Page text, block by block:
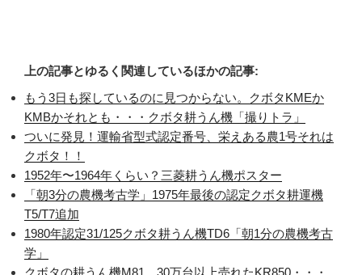
上の記事とゆるく関連しているほかの記事:
もう3日も探しているのに見つからない。クボタKMEか
KMBかそれとも・・・クボタ耕うん機「撮りトラ」
ついに発見！運輸省型式認定番号、栄えある農1号それは
クボタ！！
1952年〜1964年くらい？三菱耕うん機ポスター
「朝3分の農機考古学」1975年最後の認定クボタ耕運機
T5/T7追加
1980年認定31/125クボタ耕うん機TD6「朝1分の農機考古
学」
クボタの耕うん機M81、30万台以上売れたKR850・・・